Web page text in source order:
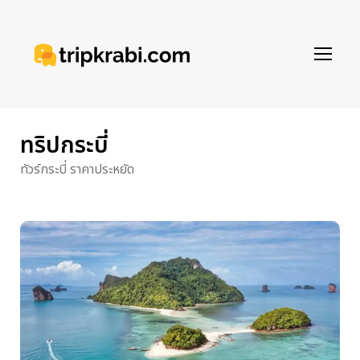
ทริปกระบี่
ทัวร์กระบี่ ราคาประหยัด